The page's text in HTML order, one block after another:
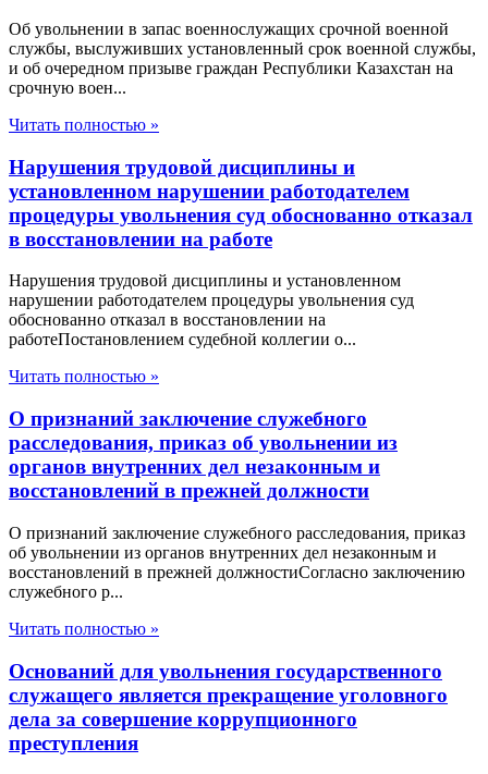
Об увольнении в запас военнослужащих срочной военной
службы, выслуживших установленный срок военной службы,
и об очередном призыве граждан Республики Казахстан на
срочную воен...
Читать полностью »
Нарушения трудовой дисциплины и
установленном нарушении работодателем
процедуры увольнения суд обоснованно отказал
в восстановлении на работе
Нарушения трудовой дисциплины и установленном
нарушении работодателем процедуры увольнения суд
обоснованно отказал в восстановлении на
работеПостановлением судебной коллегии о...
Читать полностью »
О признаний заключение служебного
расследования, приказ об увольнении из
органов внутренних дел незаконным и
восстановлений в прежней должности
О признаний заключение служебного расследования, приказ
об увольнении из органов внутренних дел незаконным и
восстановлений в прежней должностиСогласно заключению
служебного р...
Читать полностью »
Оснований для увольнения государственного
служащего является прекращение уголовного
дела за совершение коррупционного
преступления